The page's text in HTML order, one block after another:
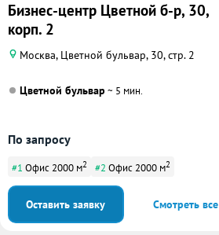
Бизнес-центр Цветной б-р, 30,
корп. 2
Москва, Цветной бульвар, 30, стр. 2
Цветной бульвар ~ 5 мин.
По запросу
#1 Офис 2000 м2 #2 Офис 2000 м2
Оставить заявку Смотреть все